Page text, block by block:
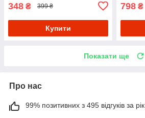
348 ₴ 399 ₴
Купити
798 ₴
Показати ще
Про нас
99% позитивних з 495 відгуків за рік